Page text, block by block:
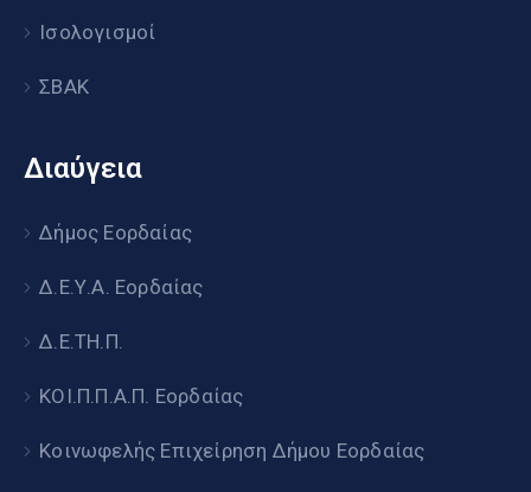
Ισολογισμοί
ΣΒΑΚ
Διαύγεια
Δήμος Εορδαίας
Δ.Ε.Υ.Α. Εορδαίας
Δ.Ε.ΤΗ.Π.
ΚΟΙ.Π.Π.Α.Π. Εορδαίας
Κοινωφελής Επιχείρηση Δήμου Εορδαίας